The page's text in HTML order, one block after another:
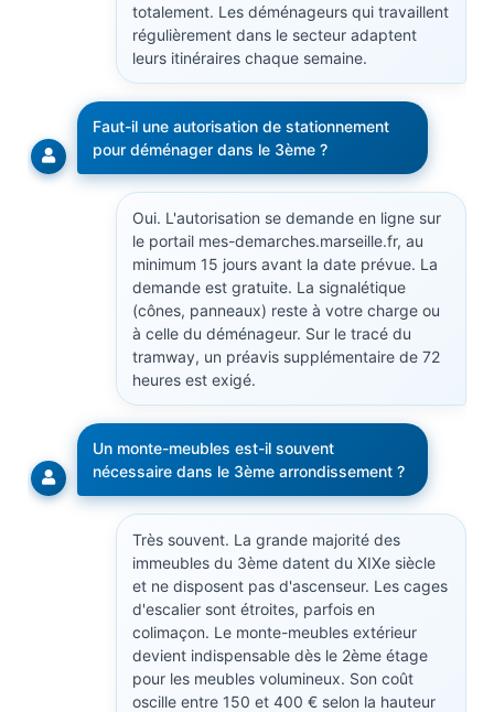
totalement. Les déménageurs qui travaillent
régulièrement dans le secteur adaptent
leurs itinéraires chaque semaine.
Faut-il une autorisation de stationnement
pour déménager dans le 3ème ?
Oui. L'autorisation se demande en ligne sur
le portail mes-demarches.marseille.fr, au
minimum 15 jours avant la date prévue. La
demande est gratuite. La signalétique
(cônes, panneaux) reste à votre charge ou
à celle du déménageur. Sur le tracé du
tramway, un préavis supplémentaire de 72
heures est exigé.
Un monte-meubles est-il souvent
nécessaire dans le 3ème arrondissement ?
Très souvent. La grande majorité des
immeubles du 3ème datent du XIXe siècle
et ne disposent pas d'ascenseur. Les cages
d'escalier sont étroites, parfois en
colimaçon. Le monte-meubles extérieur
devient indispensable dès le 2ème étage
pour les meubles volumineux. Son coût
oscille entre 150 et 400 € selon la hauteur